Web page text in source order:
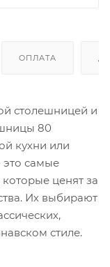
ОПЛАТА
столешницей и
80
кухни или
это самые
ценят за
Их выбирают
стиле.